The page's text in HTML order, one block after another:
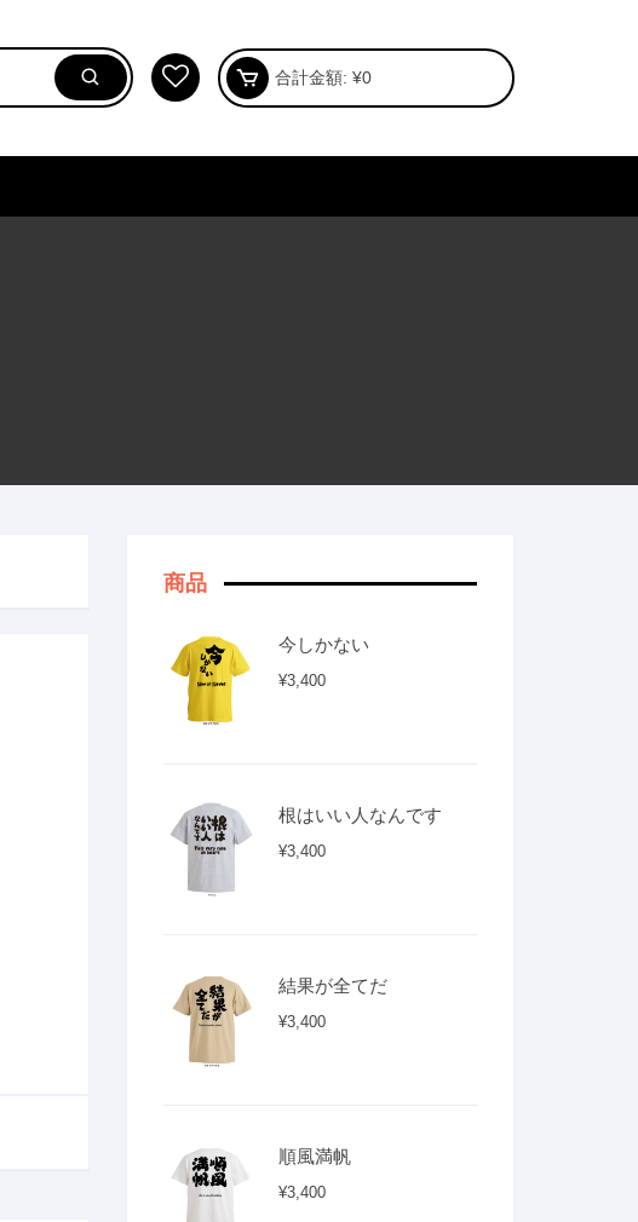
合計金額: ¥0
商品
今しかない
¥3,400
根はいい人なんです
¥3,400
結果が全てだ
¥3,400
順風満帆
¥3,400